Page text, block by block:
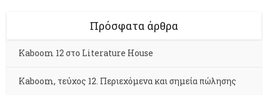
Πρόσφατα άρθρα
Kaboom 12 στο Literature House
Kaboom, τεύχος 12. Περιεχόμενα και σημεία πώλησης